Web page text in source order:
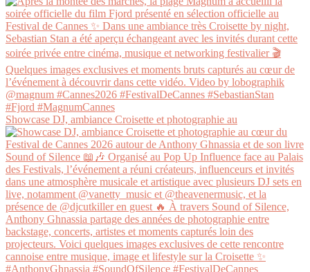
Showcase DJ, ambiance Croisette et photographie au